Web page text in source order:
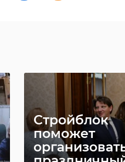
Стройблок
поможет